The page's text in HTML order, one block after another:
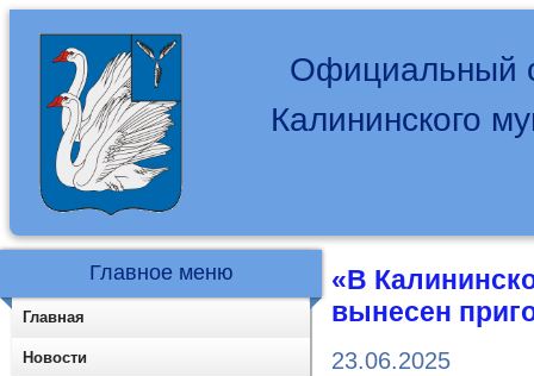
Официальный
Калининского
«В
вынесен
23.06.2025
Главное меню
Главная
Новости